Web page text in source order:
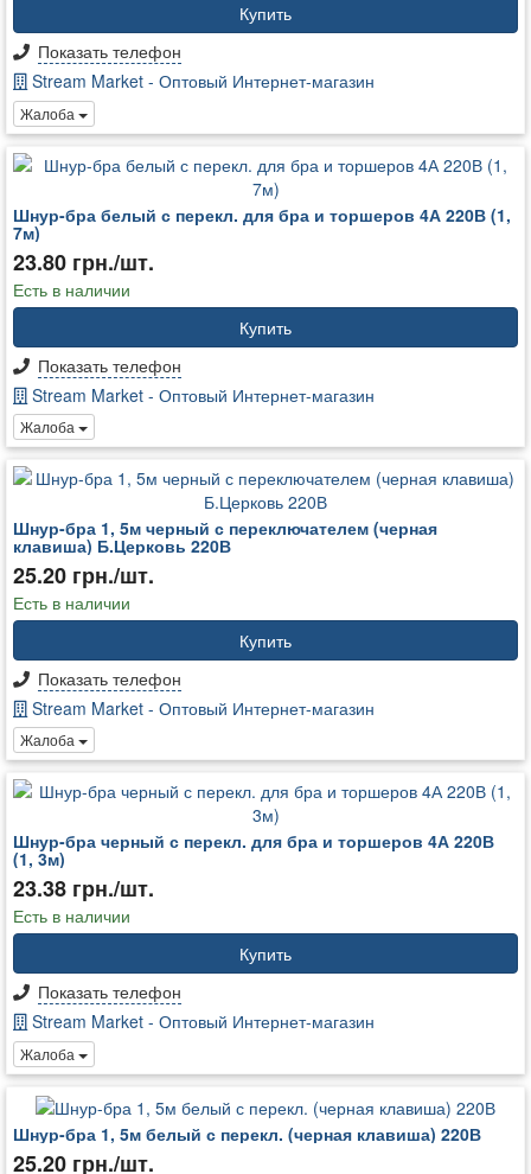
Купить
Показать телефон
Stream Market - Оптовый Интернет-магазин
Жалоба
Шнур-бра белый с перекл. для бра и торшеров 4А 220В (1,
7м)
23.80 грн./шт.
Есть в наличии
Купить
Показать телефон
Stream Market - Оптовый Интернет-магазин
Жалоба
Шнур-бра 1, 5м черный с переключателем (черная
клавиша) Б.Церковь 220В
25.20 грн./шт.
Есть в наличии
Купить
Показать телефон
Stream Market - Оптовый Интернет-магазин
Жалоба
Шнур-бра черный с перекл. для бра и торшеров 4А 220В
(1, 3м)
23.38 грн./шт.
Есть в наличии
Купить
Показать телефон
Stream Market - Оптовый Интернет-магазин
Жалоба
Шнур-бра 1, 5м белый с перекл. (черная клавиша) 220В
25.20 грн./шт.